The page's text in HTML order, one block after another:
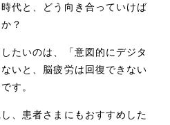
代と、どう向き合っていけば
？
たいのは、「意図的にデジタ
いと、脳疲労は回復できない
す。
、患者さまにもおすすめした